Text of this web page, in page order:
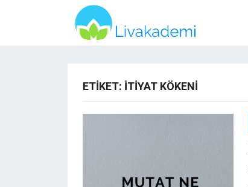
ETIKET: ITIYAT KÖKENI